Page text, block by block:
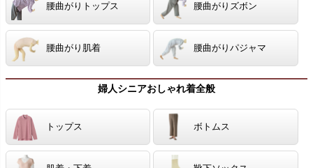
腰曲がりトップス 腰曲がりズボン
腰曲がり肌着 腰曲がりパジャマ
婦人シニアおしゃれ着全般
トップス ボトムス